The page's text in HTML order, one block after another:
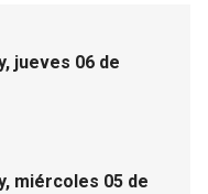
jueves 06 de
miércoles 05 de